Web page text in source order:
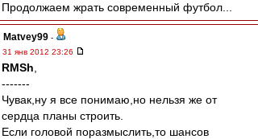
Продолжаем жрать современный футбол...
Matvey99 -
31 янв 2012 23:26
RMSh
-------
Чувак,ну я все понимаю,но нельзя же от
сердца планы строить.
Если головой поразмыслить,то шансов